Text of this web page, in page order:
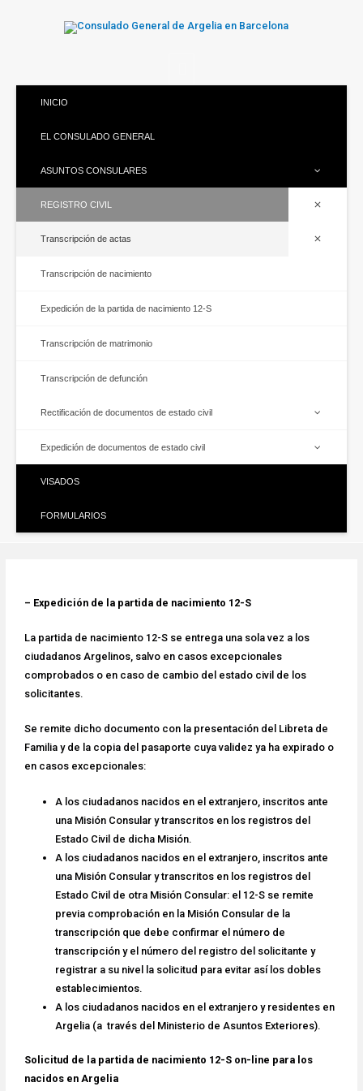
INICIO
EL CONSULADO GENERAL
ASUNTOS CONSULARES
REGISTRO CIVIL
Transcripción de actas
Transcripción de nacimiento
Expedición de la partida de nacimiento 12-S
Transcripción de matrimonio
Transcripción de defunción
Rectificación de documentos de estado civil
Expedición de documentos de estado civil
VISADOS
FORMULARIOS
– Expedición de la partida de nacimiento 12-S
La partida de nacimiento 12-S se entrega una sola vez a los
ciudadanos Argelinos, salvo en casos excepcionales
comprobados o en caso de cambio del estado civil de los
solicitantes.
Se remite dicho documento con la presentación del Libreta de
Familia y de la copia del pasaporte cuya validez ya ha expirado o
en casos excepcionales:
A los ciudadanos nacidos en el extranjero, inscritos ante
una Misión Consular y transcritos en los registros del
Estado Civil de dicha Misión.
A los ciudadanos nacidos en el extranjero, inscritos ante
una Misión Consular y transcritos en los registros del
Estado Civil de otra Misión Consular: el 12-S se remite
previa comprobación en la Misión Consular de la
transcripción que debe confirmar el número de
transcripción y el número del registro del solicitante y
registrar a su nivel la solicitud para evitar así los dobles
establecimientos.
A los ciudadanos nacidos en el extranjero y residentes en
Argelia (a través del Ministerio de Asuntos Exteriores).
Solicitud de la partida de nacimiento 12-S on-line para los
nacidos en Argelia